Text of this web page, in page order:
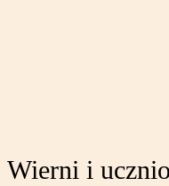
Wierni i